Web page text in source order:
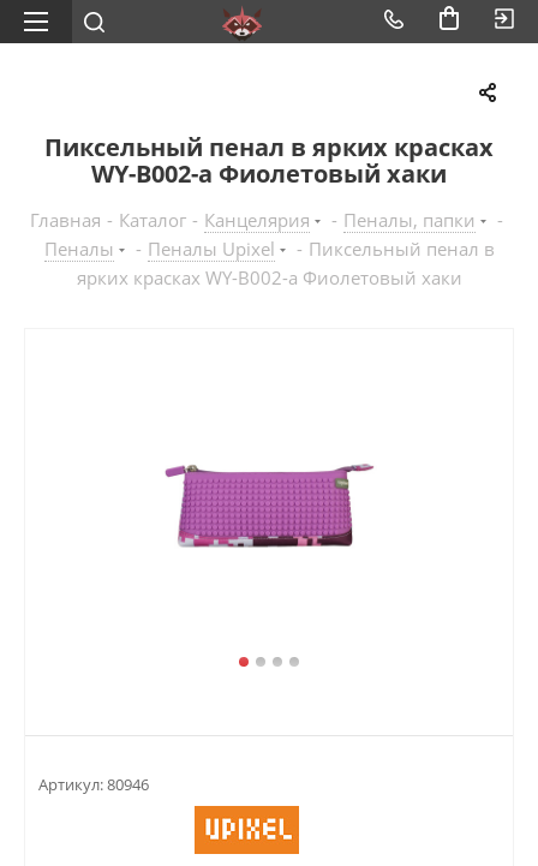
Пиксельный пенал в ярких красках
WY-B002-a Фиолетовый хаки
Главная - Каталог - Канцелярия - Пеналы, папки
-
Пеналы
- Пеналы Upixel - Пиксельный пенал в
ярких красках WY-B002-a Фиолетовый хаки
Артикул:80946